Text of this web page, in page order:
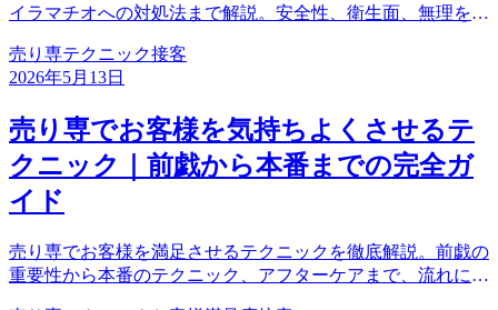
イラマチオへの対処法まで解説。安全性、衛生面、無理をし
ウを紹介します。
売り専テクニック接客
2026年5月13日
売り専でお客様を気持ちよくさせるテ
クニック｜前戯から本番までの完全ガ
イド
売り専でお客様を満足させるテクニックを徹底解説。前戯の
重要性から本番のテクニック、アフターケアまで、流れに沿